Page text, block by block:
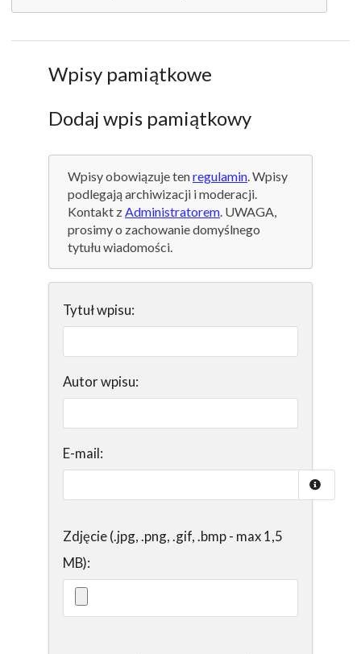
Wpisy pamiątkowe
Dodaj wpis pamiątkowy
Wpisy obowiązuje tenregulamin. Wpisy
podlegają archiwizacji i moderacji.
Kontakt zAdministratorem. UWAGA,
prosimy o zachowanie domyślnego
tytułu wiadomości.
Tytuł wpisu:
Autor wpisu:
E-mail:
Zdjęcie (.jpg, .png, .gif, .bmp - max 1,5
MB):